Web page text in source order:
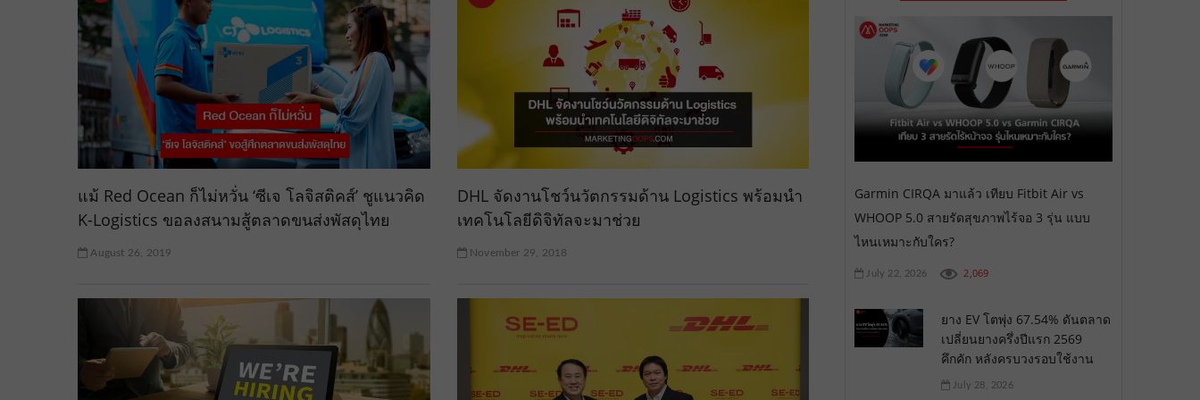
แม้ Red Ocean ก็ไม่หวั่น ‘ซีเจ โลจิสติคส์’ ชูแนวคิด
K-Logistics ขอลงสนามสู้ตลาดขนส่งพัสดุไทย
August 26, 2019
DHL จัดงานโชว์นวัตกรรมด้าน Logistics พร้อมนำ
เทคโนโลยีดิจิทัลจะมาช่วย
November 29, 2018
Garmin CIRQA มาแล้ว เทียบ Fitbit Air vs
WHOOP 5.0 สายรัดสุขภาพไร้จอ 3 รุ่น แบบ
ไหนเหมาะกับใคร?
July 22, 2026 2,069
ยาง EV โตพุ่ง 67.54% ดันตลาด
เปลี่ยนยางครึ่งปีแรก 2569
คึกคัก หลังครบวงรอบใช้งาน
July 28, 2026